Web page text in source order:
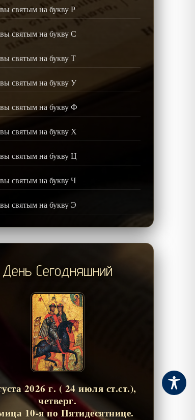
святым на букву Р
святым на букву С
святым на букву Т
святым на букву У
святым на букву Ф
святым на букву Х
святым на букву Ц
святым на букву Ч
святым на букву Э
День Сегодняшний
2026 г. ( 24 июля ст.ст.),
четверг.
10-я по Пятидесятнице.